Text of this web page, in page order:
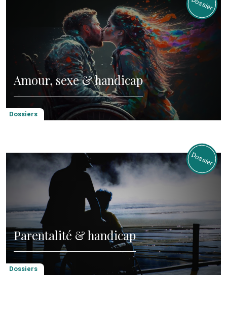
Dossiers
Amour, sexe & handicap
Dossiers
Parentalité & handicap